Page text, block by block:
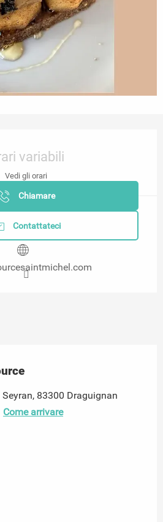
variabili
Vedi gli orari
Chiamare
Contattateci
83300 Draguignan
Come arrivare